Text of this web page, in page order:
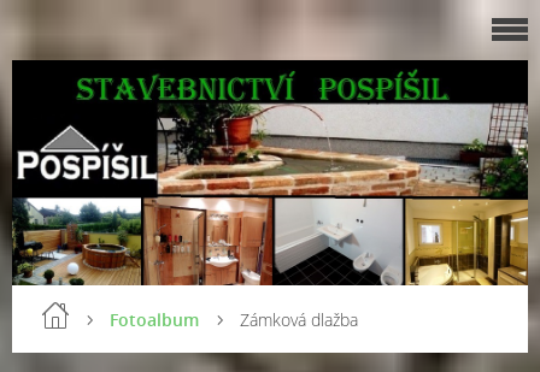
Fotoalbum Zámková dlažba